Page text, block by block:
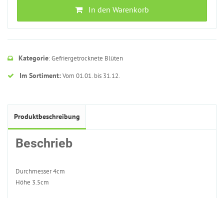
In den Warenkorb
Kategorie: Gefriergetrocknete Blüten
Im Sortiment:Vom 01.01. bis 31.12.
Produktbeschreibung
Beschrieb
Durchmesser 4cm
Höhe 3.5cm